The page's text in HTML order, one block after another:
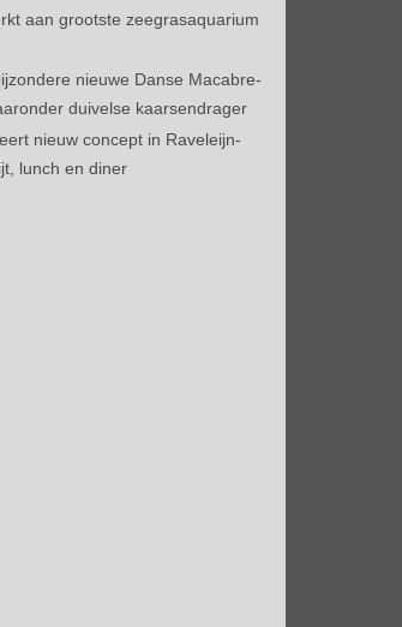
aan grootste zeegrasaquarium
nieuwe Danse Macabre-
duivelse kaarsendrager
nieuw concept in Raveleijn-
lunch en diner